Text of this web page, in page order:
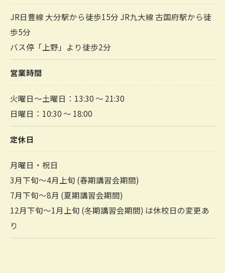
JR日豊線 大分駅から徒歩15分 JR九大線 古国府駅から徒
歩5分
バス停「上野」より徒歩2分
営業時間
火曜日～土曜日：13:30 ～ 21:30
日曜日：10:30 ～ 18:00
定休日
月曜日・祝日
3月下旬～4月上旬 (春期講習会期間)
7月下旬～8月 (夏期講習会期間)
12月下旬～1月上旬 (冬期講習会期間) は休校日の変更あ
り